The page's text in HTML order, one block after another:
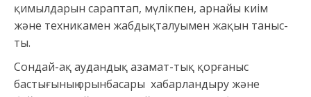
қимылдарын сараптап, мүлікпен, арнайы киім
және техникамен жабдықталуымен жақын таныс-
ты.
Сондай-ақ аудандық азамат-тық қорғаныс
бастығының орынбасары хабарландыру және